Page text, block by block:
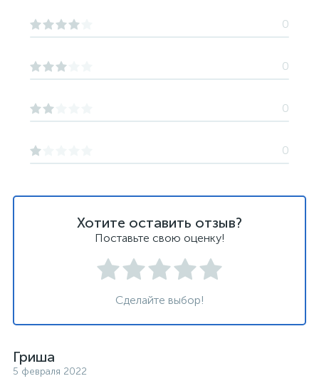
Хотите оставить отзыв?
Поставьте свою оценку!
Сделайте выбор!
Гриша
5 февраля 2022
0
0
0
0